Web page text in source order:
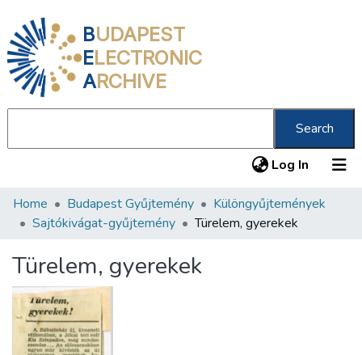
BUDAPEST
ELECTRONIC
ARCHIVE
Search
Log In (current)
Communities & Collections
Statistics
About us
Home Budapest Gyűjtemény
Különgyűjtemények
Sajtókivágat-gyűjtemény
Türelem, gyerekek
Türelem, gyerekek